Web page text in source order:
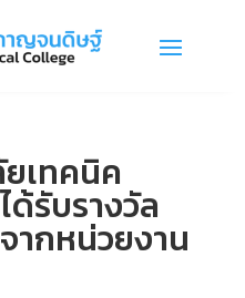
เทคนิค
รับรางวัล
ากหน่วยงาน